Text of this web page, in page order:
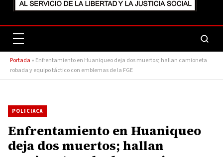
Portada » Enfrentamiento en Huaniqueo deja dos muertos; hallan camioneta
robada y equipo táctico con emblemas de la FGE
POLICIACA
Enfrentamiento en Huaniqueo
deja dos muertos; hallan